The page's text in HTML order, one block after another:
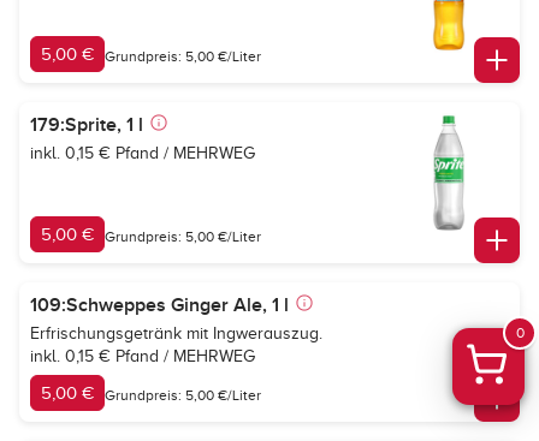
5,00 € Grundpreis: 5,00 €/Liter
179:Sprite, 1 l
inkl. 0,15 € Pfand / MEHRWEG
5,00 € Grundpreis: 5,00 €/Liter
109:Schweppes Ginger Ale, 1 l
Erfrischungsgetränk mit Ingwerauszug.
inkl. 0,15 € Pfand / MEHRWEG
5,00 € Grundpreis: 5,00 €/Liter
0